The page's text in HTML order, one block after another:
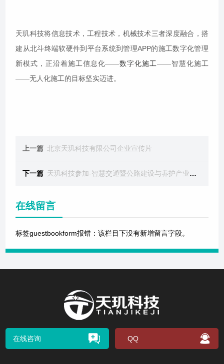
天玑科技将信息技术，工程技术，机械技术三者深度融合，搭
建从北斗终端软硬件到平台系统到管理APP的施工数字化管理
新模式，正沿着施工信息化——数字化施工——智慧化施工
——无人化施工的目标坚实迈进。
上一篇 北京天玑科技有限公司企业宣传片
下一篇 天玑科技参加-智慧交通暨公路建设与养护产业博览会
在线留言
标签guestbookform报错：该栏目下没有新增留言字段。
在线咨询 QQ